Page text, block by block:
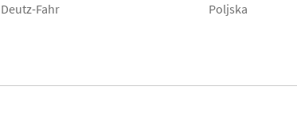
Deutz-Fahr
Poljska